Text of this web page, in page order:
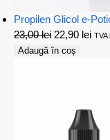
Propilen Glicol e-
23,00lei 22,90 lei TVA
Adaugă în coș